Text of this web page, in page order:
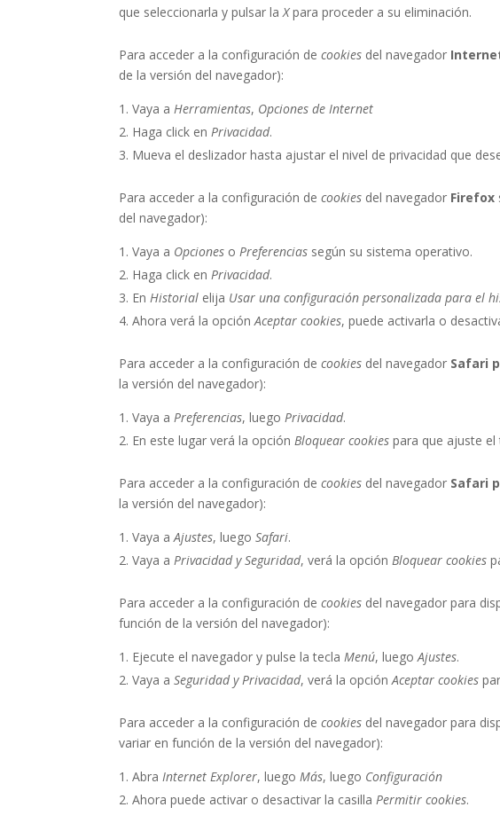
que seleccionarla y pulsar laXpara proceder a su eliminación.
Para acceder a la configuración decookies del navegador
de la versión del navegador):
Vaya aHerramientas, Opciones de Internet
Haga click enPrivacidad.
Mueva el deslizador hasta ajustar el nivel de privacidad que
Para acceder a la configuración decookies del navegador Firefox
del navegador):
Vaya a Opciones oPreferencias según su sistema operativo.
Haga click enPrivacidad.
EnHistorial elija Usar una configuración personalizada para el
Ahora verá la opciónAceptar cookies, puede activarla o
Para acceder a la configuración decookies del navegador Safari
la versión del navegador):
Vaya aPreferencias, luegoPrivacidad.
En este lugar verá la opciónBloquear cookies para que ajuste
Para acceder a la configuración decookies del navegador Safari
la versión del navegador):
Vaya aAjustes, luegoSafari.
Vaya aPrivacidad y Seguridad, verá la opciónBloquear cookies
Para acceder a la configuración decookies del navegador para
función de la versión del navegador):
Ejecute el navegador y pulse la teclaMenú, luegoAjustes.
Vaya aSeguridad y Privacidad, verá la opciónAceptar cookies
Para acceder a la configuración decookies del navegador para
variar en función de la versión del navegador):
AbraInternet Explorer, luegoMás, luego Configuración
Ahora puede activar o desactivar la casillaPermitir cookies.